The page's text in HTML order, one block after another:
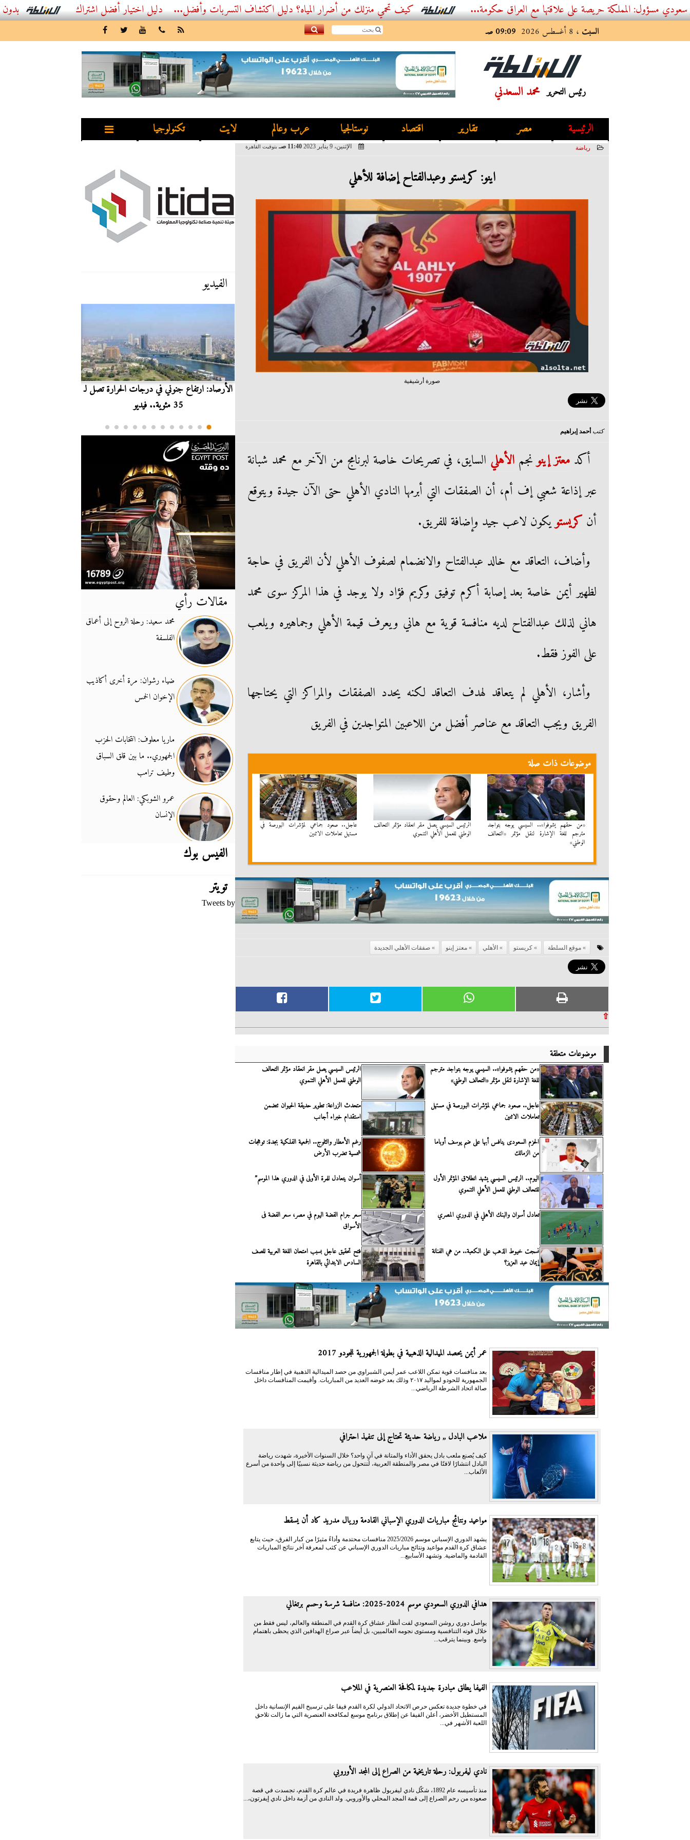
أفضل اشتراك IPTV بدون تقطيع 2026 – دليل المشاهد العصري حريصة على علاقتها مع العراق حكومة... كيف تحمي منزلك من أضرار المياه؟ دليل اكتشاف التسربات وأفضل...
السبت ، 8 أغسطس 2026 09:09 صـ
رئيس التحرير محمد السعدني
الرئيسية مصر تقارير اقتصاد نوستالجيا عرب وعالم لايت تكنولوجيا
رياضة الإثنين، 9 يناير 2023 11:40 صـ بتوقيت القاهرة
اينو: كريستو وعبدالفتاح إضافة للأهلي
صورة أرشيفية
كتب أحمد إبراهيم
أكد معتز إينونجمالأهلي السايق، في تصريحات خاصة لبرنامج من الآخر مع محمد شبانة
عبر إذاعة شعبي إف أم، أن الصفقات التي أبرمها النادي الأهلي حتى الآن جيدة ويتوقع
أنكريستويكون لاعب جيد وإضافة للفريق.
وأضاف، التعاقد مع خالد عبدالفتاح والانضمام لصفوف الأهلي لأن الفريق في حاجة
لظهير أيمن خاصة بعد إصابة أكرم توفيق وكريم فؤاد ولا يوجد في هذا المركز سوى محمد
هاني لذلك عبدالفتاح لديه منافسة قوية مع هاني ويعرف قيمة الأهلي وجماهيره ويلعب
على الفوز فقط.
وأشار، الأهلي لم يتعاقد لهدف التعاقد لكنه يحدد الصفقات والمراكز التي يحتاجها
الفريق ويجب التعاقد مع عناصر أفضل من اللاعبين المتواجدين في الفريق
موضوعات ذات صلة
«من حقهم يشوفوا».. السيسي يوجه بتواجد
مترجم للغة الإشارة لنقل مؤتمر «التحالف
الوطني»
الرئيس السيسي يصل مقر انعقاد مؤتمر التحالف
الوطني للعمل الأهلي التنموي
عاجل.. صعود جماعي لمؤشرات البورصة في
مستهل تعاملات الاثنين
موقع السلطة كريستو الأهلي معتز إينو صفقات الأهلي الجديدة
⇧
موضوعات متعلقة
«من حقهم يشوفوا».. السيسي يوجه بتواجد مترجم
للغة الإشارة لنقل مؤتمر «التحالف الوطني»
الرئيس السيسي يصل مقر انعقاد مؤتمر التحالف
الوطني للعمل الأهلي التنموي
عاجل.. صعود جماعي لمؤشرات البورصة في مستهل
تعاملات الاثنين
متحدث الزراعة: تطوير حديقة الحيوان تتضمن
استقدام خبراء أجانب
الحزم السعودى ينافس أبها على ضم يوسف أوباما
من الزمالك
رغم الأمطار والثلوج.. الجمعية الفلكية بجدة: توهجات
شمسية تضرب الأرض
اليوم.. الرئيس السيسي يشهد انطلاق المؤتمر الأول
للتحالف الوطني للعمل الأهلي التنموي
أسوان يتعادل للمرة الأولى في الدوري هذا الموسم”
تعادل أسوان والبنك الأهلي في الدوري المصري
سعر جرام الفضة اليوم في مصر، سعر الفضة فى
الأسواق
نسجت خيوط الذهب على الكعبة.. من هي الفنانة
إيمان عبد العزيز؟
فتح تحقيق عاجل بسبب امتحان اللغة العربية للصف
السادس الابتدائي بالقاهرة
عمر أيمن يحصد الميدالية الذهبية في بطولة الجمهورية للجودو 2017
بعد منافسات قوية تمكن اللاعب عمر أيمن الشبراوي من حصد الميدالية الذهبية في إطار منافسات
الجمهورية للحودو لمواليد ٢٠١٧ وذلك بعد خوضه العديد من المباريات. وأقيمت المنافسات داخل
صالة اتحاد الشرطة الرياضي...
ملاعب البادل ,, رياضة حديثة تحتاج إلى تنفيذ احترافي
كيف يُصنع ملعب بادل يحقق الأداء والمتانة في آنٍ واحد؟ خلال السنوات الأخيرة، شهدت رياضة
البادل انتشارًا لافتًا في مصر والمنطقة العربية، لتتحول من رياضة حديثة نسبيًا إلى واحدة من أسرع
الألعاب...
مواعيد ونتائج مباريات الدوري الإسباني القادمة وريال مدريد كاد أن يسقط
يشهد الدوري الإسباني موسم 2025/2026 منافسات محتدمة وأداءً مثيرًا من كبار الفرق، حيث يتابع
عشاق كرة القدم مواعيد ونتائج مباريات الدوري الإسباني عن كثب لمعرفة آخر نتائج المباريات
القادمة والماضية. وتشهد الأسابيع...
هدافي الدوري السعودي موسم 2024-2025: منافسة شرسة وحسم برتغالي
يواصل دوري روشن السعودي لفت أنظار عشاق كرة القدم في المنطقة والعالم، ليس فقط من
خلال قوته التنافسية ومستوى نجومه العالميين، بل أيضاً عبر صراع الهدافين الذي يحظى باهتمام
واسع. وبينما يترقب...
الفيفا يطلق مبادرة جديدة لمكافحة العنصرية في الملاعب
في خطوة جديدة تعكس حرص الاتحاد الدولي لكرة القدم فيفا على ترسيخ القيم الإنسانية داخل
المستطيل الأخضر، أعلن الفيفا عن إطلاق برنامج موسع لمكافحة العنصرية التي ما زالت تلاحق
اللعبة الأشهر في...
نادي ليفربول: رحلة تاريخية من الصراع إلى المجد الأوروبي
منذ تأسيسه عام 1892، شكّل نادي ليفربول ظاهرة فريدة في عالم كرة القدم، تجسدت في قصة
صعوده من رحم الصراع إلى قمة المجد المحلي والأوروبي. ولد النادي من أزمة داخل نادي إيفرتون،...
الفيديو
الأرصاد: ارتفاع جنوني في درجات الحرارة تصل لـ
35 مئوية.. فيديو
مقالات رأي
محمد سعيد: رحلة الروح إلى أعماق
الفلسفة
ضياء رشوان: مرة أخرى أكاذيب
الإخوان الخمس
ماريا معلوف: انتخابات الحزب
الجمهوري.. ما بين قلق السباق
وطيف ترامب
عمرو الشوبكي: العالم وحقوق
الإنسان
الفيس بوك
تويتر
Tweets by